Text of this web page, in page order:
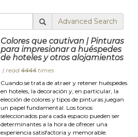
Advanced Search
Colores que cautivan | Pinturas
para impresionar a huéspedes
de hoteles y otros alojamientos
| read4444 times
Cuando se trata de atraer y retener huéspedes
en hoteles, la decoración y, en particular, la
elección de colores y tipos de pinturas juegan
un papel fundamental. Los tonos
seleccionados para cada espacio pueden ser
determinantes a la hora de ofrecer una
experiencia satisfactoria y memorable.